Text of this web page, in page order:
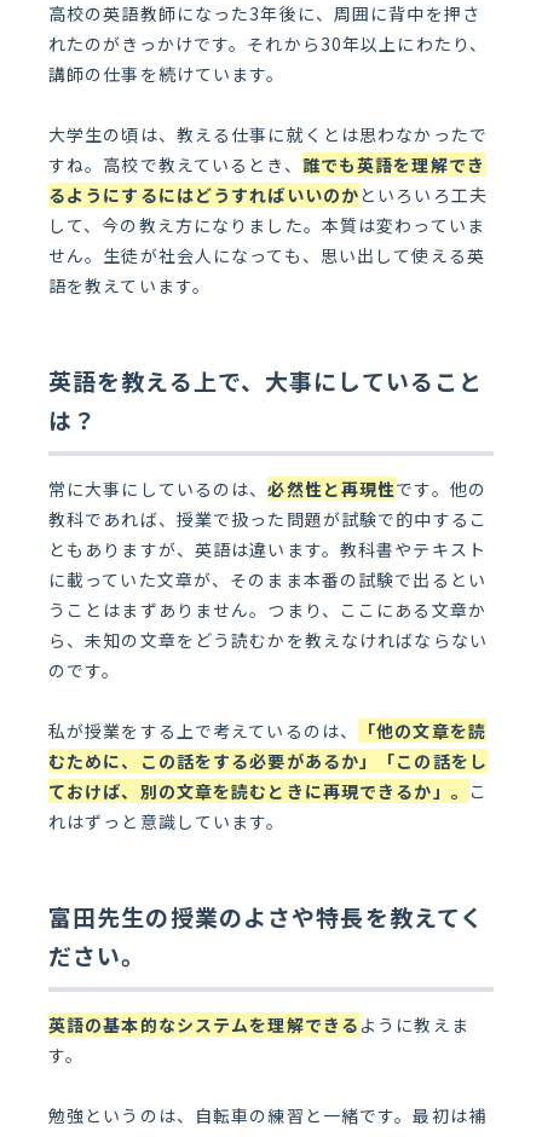
高校の英語教師になった3年後に、周囲に背中を押さ
れたのがきっかけです。それから30年以上にわたり、
講師の仕事を続けています。
大学生の頃は、教える仕事に就くとは思わなかったで
すね。高校で教えているとき、 誰でも英語を理解でき
るようにするにはどうすればいいのかといろいろ工夫
して、今の教え方になりました。本質は変わっていま
せん。生徒が社会人になっても、思い出して使える英
語を教えています。
英語を教える上で、大事にしていること
は？
常に大事にしているのは、必然性と再現性です。他の
教科であれば、授業で扱った問題が試験で的中するこ
ともありますが、英語は違います。教科書やテキスト
に載っていた文章が、そのまま本番の試験で出るとい
うことはまずありません。つまり、ここにある文章か
ら、未知の文章をどう読むかを教えなければならない
のです。
私が授業をする上で考えているのは、
「他の文章を読
むために、この話をする必要があるか」「この話をし
ておけば、別の文章を読むときに再現できるか」。 こ
れはずっと意識しています。
富田先生の授業のよさや特長を教えてく
ださい。
英語の基本的なシステムを理解できる ように教えま
す。
勉強というのは、自転車の練習と一緒です。最初は補